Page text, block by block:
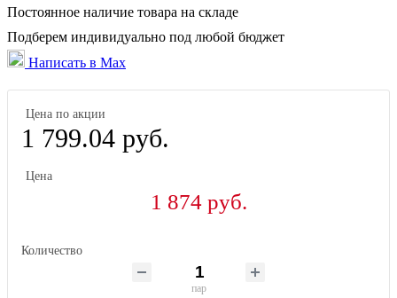
Постоянное наличие товара на складе
Подберем индивидуально под любой бюджет
Написать в Max
Цена по акции
1 799.04 руб.
Цена
1 874 руб.
Количество
пар